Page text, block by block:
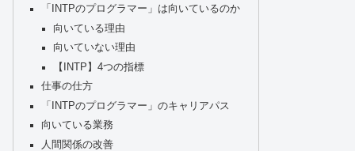
「INTPのプログラマー」は向いているのか
向いている理由
向いていない理由
【INTP】4つの指標
仕事の仕方
「INTPのプログラマー」のキャリアパス
向いている業務
人間関係の改善